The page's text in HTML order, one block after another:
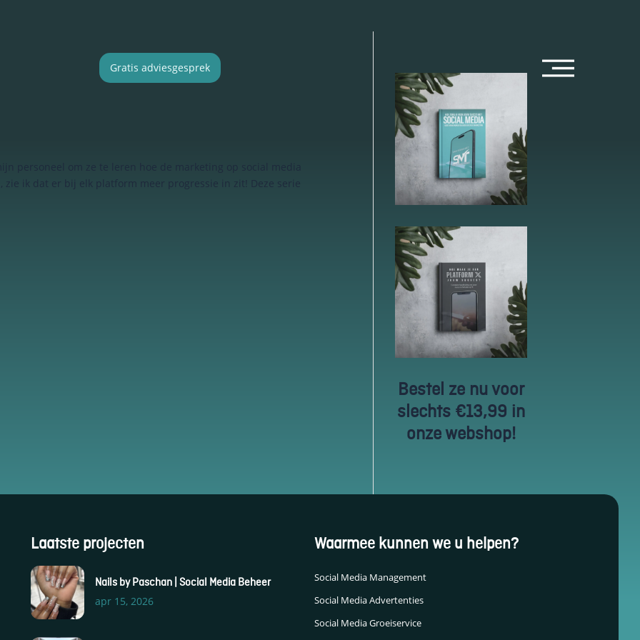
Gratis adviesgesprek
personeel om ze te leren hoe de marketing op social media
zie ik dat er bij elk platform meer progressie in zit! Deze serie
Bestel ze nu voor
slechts €13,99 in
onze webshop!
Laatste projecten
Nails by Paschan | Social Media Beheer
apr 15, 2026
Waarmee kunnen we u helpen?
Social Media Management
Social Media Advertenties
Social Media Groeiservice